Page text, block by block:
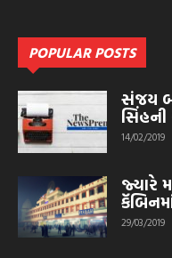
POPULAR POSTS
સંજય
14/02/2019
જ્યારે
29/03/2019